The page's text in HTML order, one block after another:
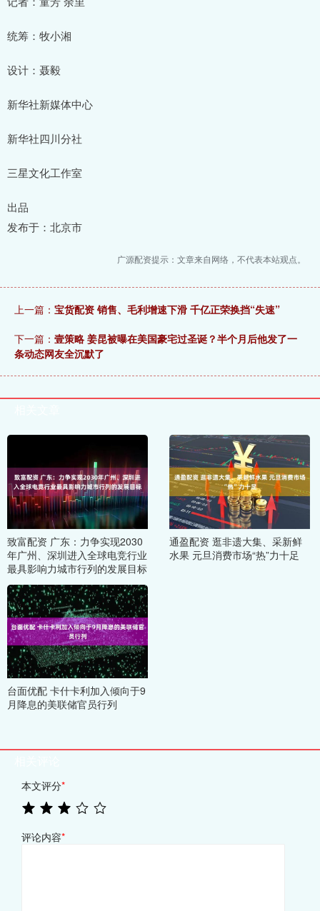
统筹：牧小湘
设计：聂毅
新华社新媒体中心
新华社四川分社
三星文化工作室
出品
发布于：北京市
广源配资提示：文章来自网络，不代表本站观点。
上一篇： 宝货配资 销售、毛利增速下滑 千亿正荣换挡“失速”
下一篇： 壹策略 姜昆被曝在美国豪宅过圣诞？半个月后他发了一
条动态网友全沉默了
致富配资 广东：力争实现2030
年广州、深圳进入全球电竞行业
最具影响力城市行列的发展目标
通盈配资 逛非遗大集、采新鲜
水果 元旦消费市场“热”力十足
台面优配 卡什卡利加入倾向于9
月降息的美联储官员行列
本文评分*
评论内容*